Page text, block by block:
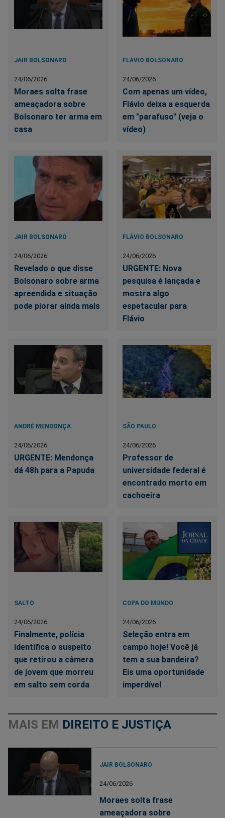
JAIR BOLSONARO
24/06/2026
Moraes solta frase
ameaçadora sobre
Bolsonaro ter arma em
casa
FLÁVIO BOLSONARO
24/06/2026
Com apenas um vídeo,
Flávio deixa a esquerda
em "parafuso" (veja o
vídeo)
JAIR BOLSONARO
24/06/2026
Revelado o que disse
Bolsonaro sobre arma
apreendida e situação
pode piorar ainda mais
FLÁVIO BOLSONARO
24/06/2026
URGENTE: Nova
pesquisa é lançada e
mostra algo
espetacular para
Flávio
ANDRÉ MENDONÇA
24/06/2026
URGENTE: Mendonça
dá 48h para a Papuda
SÃO PAULO
24/06/2026
Professor de
universidade federal é
encontrado morto em
cachoeira
SALTO
24/06/2026
Finalmente, polícia
identifica o suspeito
que retirou a câmera
de jovem que morreu
em salto sem corda
COPA DO MUNDO
24/06/2026
Seleção entra em
campo hoje! Você já
tem a sua bandeira?
Eis uma oportunidade
imperdível
MAIS EM DIREITO E JUSTIÇA
JAIR BOLSONARO
24/06/2026
Moraes solta frase
ameaçadora sobre